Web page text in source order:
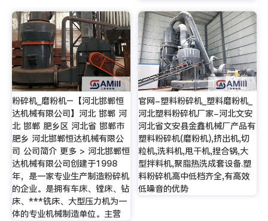
粉碎机_磨粉机–【河北邯郸恒
达机械有限公司】河北 邯郸 河
北 邯郸 肥乡区 河北省 邯郸市
肥乡 河北邯郸恒达机械有限公
司 公司简介 更多 > 河北邯郸恒
达机械有限公司创建于1998
年，是一家专业生产制造粉碎机
的企业。是拥有车床、镗床、钻
床、***铣床、大型压力机为一
体的专业机械制造单位。主营
官网-塑料粉碎机_塑料磨粉机_
河北塑料粉碎机厂家-河北文安
河北省文安县金鑫机械厂产品有
塑料粉碎机(磨粉机),挤出机,切
粒机,洗料机,甩干机,捏合锅,大
型拌料机,聚脂热洗成套设备.塑
料粉碎机高中低档齐全,有高效
低噪音的优势